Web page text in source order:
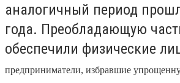
аналогичный период
года. Преобладающую
обеспечили физические
предприниматели, избравшие